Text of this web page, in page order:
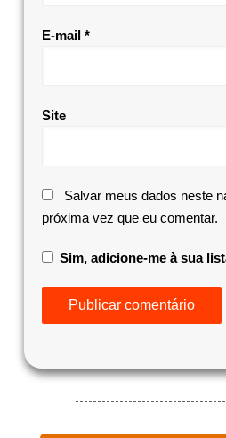
E-mail *
Site
Salvar meus dados neste
próxima vez que eu comentar.
Sim, adicione-me à sua